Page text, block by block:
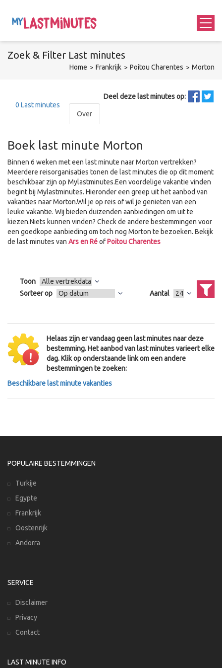
Zoek & Filter Last minutes
Home Frankrijk Poitou Charentes Morton
Deel deze last minutes op:
0 Last minutes
Over
Boek last minute Morton
Binnen 6 weken met een last minute naar Morton vertrekken?
Meerdere reisorganisaties tonen de last minutes die op dit moment
beschikbaar zijn op Mylastminutes.Een voordelige vakantie vinden
begint bij Mylastminutes. Hieronder een greep uit het aanbod van
vakanties naar Morton.Wil je op reis of wil je genieten van een
leuke vakantie. Wij bieden duizenden aanbiedingen om uit te
kiezen.Niets kunnen vinden? Check de andere bestemmingen voor
een goedkope aanbieding om toch nog Morton te bezoeken. Bekijk
de last minutes van Ars en RéofPoitou Charentes
Toon
Sorteer op
Aantal
Helaas zijn er vandaag geen last minutes naar deze
bestemming. Het aanbod van last minutes varieert elke
dag. Klik op onderstaande link om een andere
bestemmingen te zoeken:
Beschikbare last minute vakanties
POPULAIRE BESTEMMINGEN
Turkije
Egypte
Frankrijk
Oostenrijk
Andorra
SERVICE
Disclaimer
Privacy
Contact
LAST MINUTE INFO